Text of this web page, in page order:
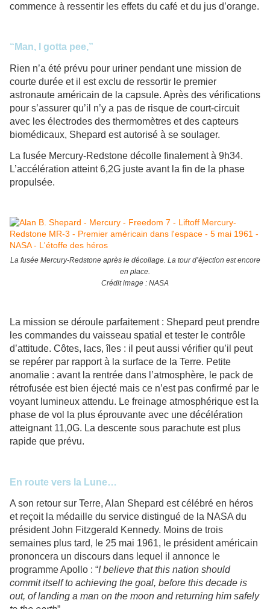
commence à ressentir les effets du café et du jus d’orange.
“Man, I gotta pee,”
Rien n’a été prévu pour uriner pendant une mission de
courte durée et il est exclu de ressortir le premier
astronaute américain de la capsule. Après des vérifications
pour s’assurer qu’il n’y a pas de risque de court-circuit
avec les électrodes des thermomètres et des capteurs
biomédicaux, Shepard est autorisé à se soulager.
La fusée Mercury-Redstone décolle finalement à 9h34.
L’accélération atteint 6,2G juste avant la fin de la phase
propulsée.
La fusée Mercury-Redstone après le décollage. La tour d’éjection est encore
en place.
Crédit image : NASA
La mission se déroule parfaitement : Shepard peut prendre
les commandes du vaisseau spatial et tester le contrôle
d’attitude. Côtes, lacs, îles : il peut aussi vérifier qu’il peut
se repérer par rapport à la surface de la Terre. Petite
anomalie : avant la rentrée dans l’atmosphère, le pack de
rétrofusée est bien éjecté mais ce n’est pas confirmé par le
voyant lumineux attendu. Le freinage atmosphérique est la
phase de vol la plus éprouvante avec une décélération
atteignant 11,0G. La descente sous parachute est plus
rapide que prévu.
En route vers la Lune…
A son retour sur Terre, Alan Shepard est célébré en héros
et reçoit la médaille du service distingué de la NASA du
président John Fitzgerald Kennedy. Moins de trois
semaines plus tard, le 25 mai 1961, le président américain
prononcera un discours dans lequel il annonce le
programme Apollo : “I believe that this nation should
commit itself to achieving the goal, before this decade is
out, of landing a man on the moon and returning him safely